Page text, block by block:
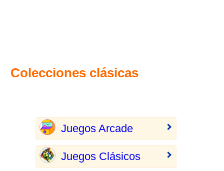
Colecciones clásicas
Juegos Arcade
Juegos Clásicos